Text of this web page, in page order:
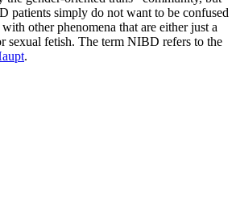
patients simply do not want to be confused
other phenomena that are either just a
sexual fetish. The term NIBD refers to the
.